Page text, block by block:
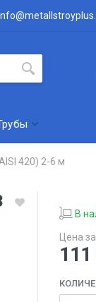
420) 2-6 м
В
Цена